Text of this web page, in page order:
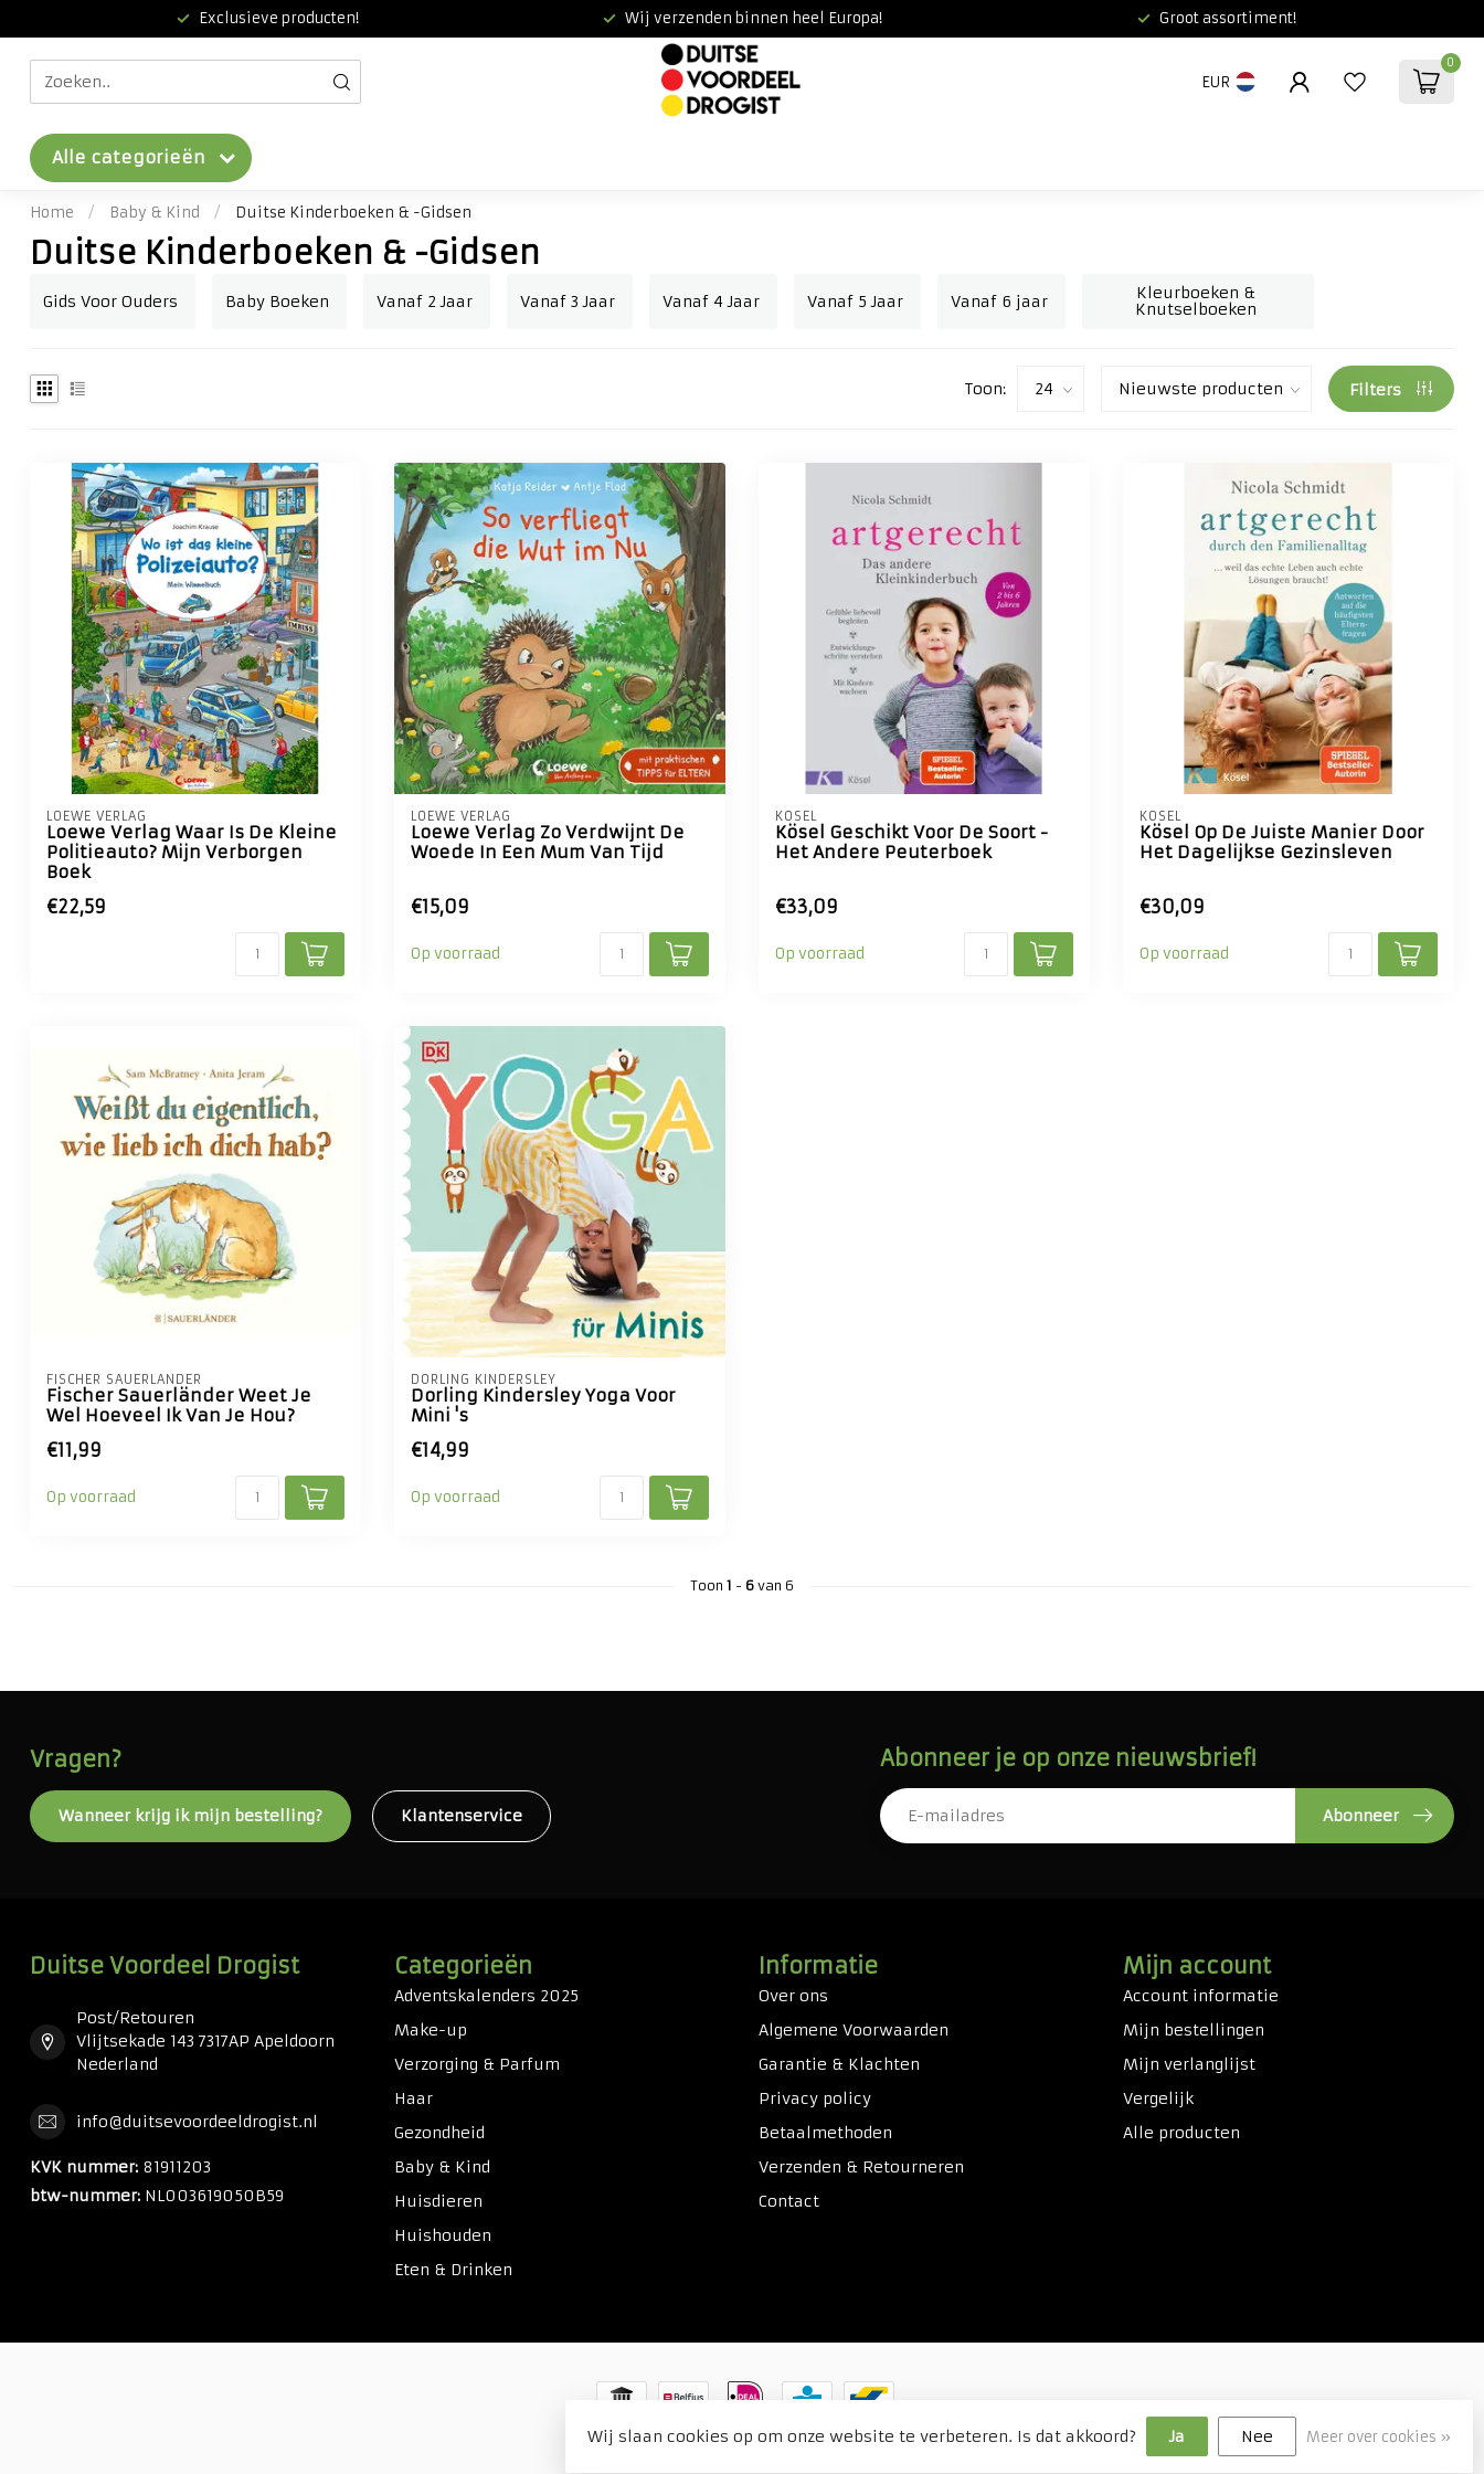
Exclusieve producten! Wij verzenden binnen heel Europa! Groot assortiment!
EUR
0
Alle categorieën
Home / Baby & Kind / Duitse Kinderboeken & -Gidsen
Duitse Kinderboeken & -Gidsen
Gids Voor Ouders Baby Boeken Vanaf 2 Jaar Vanaf 3 Jaar Vanaf 4 Jaar Vanaf 5 Jaar Vanaf 6 jaar
Kleurboeken &
Knutselboeken
Toon: Filters
LOEWE VERLAG
Loewe Verlag Waar Is De Kleine
Politieauto? Mijn Verborgen
Boek
€22,59
LOEWE VERLAG
Loewe Verlag Zo Verdwijnt De
Woede In Een Mum Van Tijd
€15,09
Op voorraad
KÖSEL
Kösel Geschikt Voor De Soort -
Het Andere Peuterboek
€33,09
Op voorraad
KÖSEL
Kösel Op De Juiste Manier Door
Het Dagelijkse Gezinsleven
€30,09
Op voorraad
FISCHER SAUERLÄNDER
Fischer Sauerländer Weet Je
Wel Hoeveel Ik Van Je Hou?
€11,99
Op voorraad
DORLING KINDERSLEY
Dorling Kindersley Yoga Voor
Mini 's
€14,99
Op voorraad
Toon 1 - 6van 6
Vragen?
Wanneer krijg ik mijn bestelling? Klantenservice
Abonneer je op onze nieuwsbrief!
Abonneer
Duitse Voordeel Drogist
Post/Retouren
Vlijtsekade 143 7317AP Apeldoorn
Nederland
info@duitsevoordeeldrogist.nl
KVK nummer: 81911203
btw-nummer: NL003619050B59
Categorieën
Adventskalenders 2025
Make-up
Verzorging & Parfum
Haar
Gezondheid
Baby & Kind
Huisdieren
Huishouden
Eten & Drinken
Informatie
Over ons
Algemene Voorwaarden
Garantie & Klachten
Privacy policy
Betaalmethoden
Verzenden & Retourneren
Contact
Mijn account
Account informatie
Mijn bestellingen
Mijn verlanglijst
Vergelijk
Alle producten
© Copyright 2026 Duitse Voordeel Drogist
Wij slaan cookies op om onze website te verbeteren. Is dat akkoord? Ja Nee Meer over cookies »